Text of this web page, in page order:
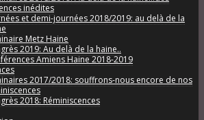
inédites
et demi-journées 2018/2019: au delà de la
Metz Haine
2019: Au delà de la haine..
Amiens Haine 2018-2019
2017/2018: souffrons-nous encore de nos
2018: Réminiscences